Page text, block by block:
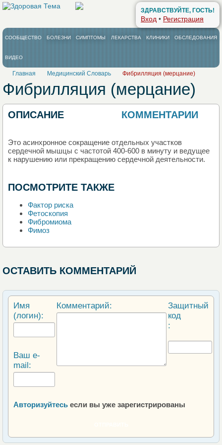
ЗДРАВСТВУЙТЕ, ГОСТЬ!
Вход • Регистрация
СООБЩЕСТВО БОЛЕЗНИ СИМПТОМЫ ЛЕКАРСТВА КЛИНИКИ ОБСЛЕДОВАНИЯ
ВИДЕО
Главная Медицинский Словарь Фибрилляция (мерцание)
Фибрилляция (мерцание)
КОММЕНТАРИИ
ОПИСАНИЕ
Это асинхронное сокращение отдельных участков
сердечной мышцы с частотой 400-600 в минуту и ведущее
к нарушению или прекращению сердечной деятельности.
ПОСМОТРИТЕ ТАКЖЕ
Фактор риска
Фетоскопия
Фибромиома
Фимоз
ОСТАВИТЬ КОММЕНТАРИЙ
Имя
(логин):
Ваш e-
mail:
Комментарий:
Защитный
код
:
Авторизуйтесь если вы уже зарегистрированы